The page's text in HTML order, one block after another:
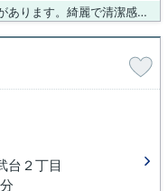
徒歩2分の場所に座間市立相模が丘小学校があります。綺麗で清潔感のある室内が新築戸建ての特徴です。不動産をお探しなら、当社をご用命ください。あなたのこだわりの条件に合った不動産がきっと見つかります。ぜひご検討くださいませ。
台２丁目